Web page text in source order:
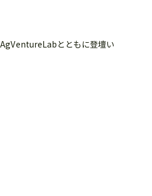
とともに登壇い